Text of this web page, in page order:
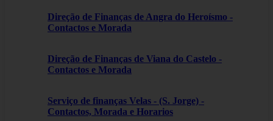
Direção de Finanças de Angra do Heroísmo -
Contactos e Morada
Direção de Finanças de Viana do Castelo -
Contactos e Morada
Serviço de finanças Velas - (S. Jorge) -
Contactos, Morada e Horarios